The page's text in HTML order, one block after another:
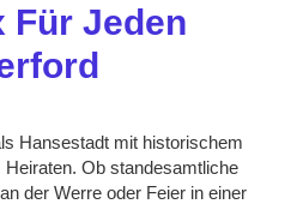
Für Jeden
Hansestadt mit historischem
Ob standesamtliche
der Werre oder Feier in einer